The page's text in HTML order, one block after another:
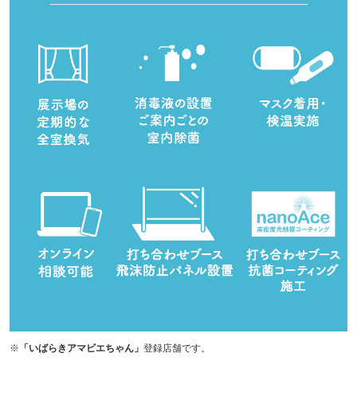
※ 「いばらきアマビエちゃん」 登録店舗です。